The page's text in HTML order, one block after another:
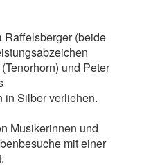
Raffelsberger (beide
und Peter
in Silber verliehen.
Musikerinnen und
mit einer